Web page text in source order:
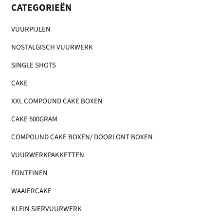
CATEGORIEËN
VUURPIJLEN
NOSTALGISCH VUURWERK
SINGLE SHOTS
CAKE
XXL COMPOUND CAKE BOXEN
CAKE 500GRAM
COMPOUND CAKE BOXEN/ DOORLONT BOXEN
VUURWERKPAKKETTEN
FONTEINEN
WAAIERCAKE
KLEIN SIERVUURWERK